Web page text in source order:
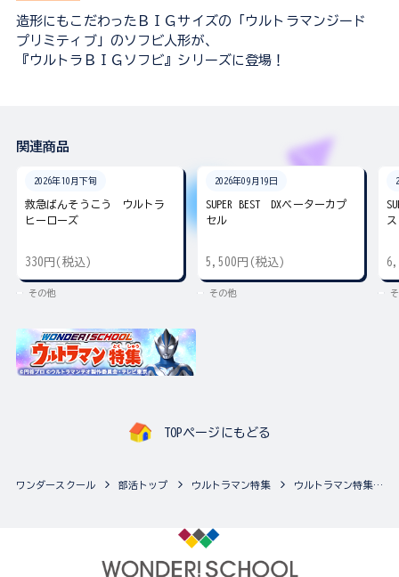
造形にもこだわったＢＩＧサイズの「ウルトラマンジード
プリミティブ」のソフビ人形が、
『ウルトラＢＩＧソフビ』シリーズに登場！
関連商品
2026年10月下旬
救急ばんそうこう ウルトラ
ヒーローズ
330円(税込)
その他
2026年09月19日
SUPER BEST DXベーターカプ
セル
5,500円(税込)
その他
ス
TOPページにもどる
ワンダースクール 部活トップ ウルトラマン特集 ウルトラマン特集の最新商品一覧